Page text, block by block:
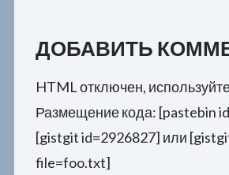
ДОБАВИТЬ
HTML отключен,
Размещение кода: [pastebin
[gistgit id=2926827] или
file=foo.txt]